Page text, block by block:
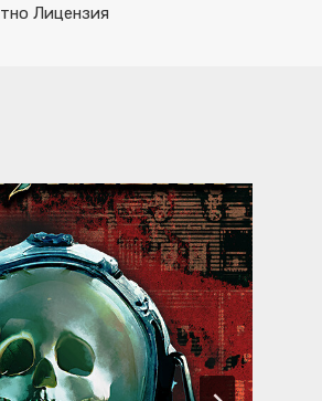
Лицензия